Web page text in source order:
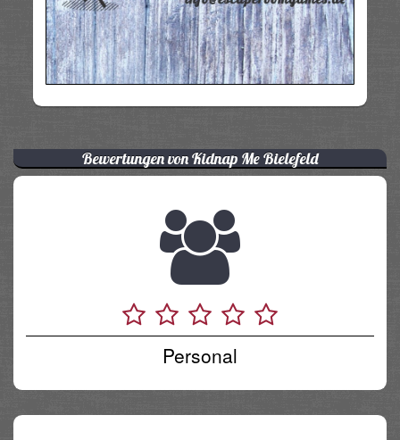
Bewertungen von Kidnap Me Bielefeld
Personal